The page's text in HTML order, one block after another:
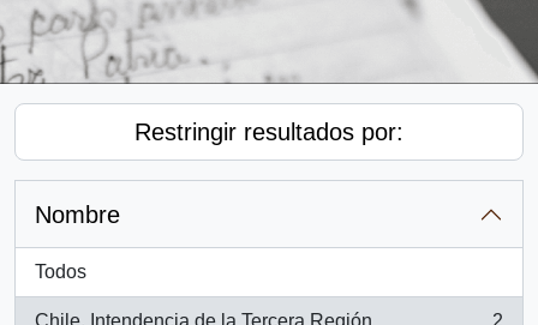
Restringir resultados por:
Nombre
Todos
Chile. Intendencia de la Tercera Región 2